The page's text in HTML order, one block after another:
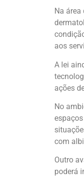
Na
aos
A lei
ações
No
com
Outro
poderá